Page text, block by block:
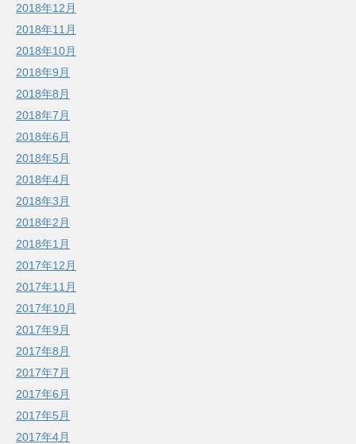
2018年12月
2018年11月
2018年10月
2018年9月
2018年8月
2018年7月
2018年6月
2018年5月
2018年4月
2018年3月
2018年2月
2018年1月
2017年12月
2017年11月
2017年10月
2017年9月
2017年8月
2017年7月
2017年6月
2017年5月
2017年4月